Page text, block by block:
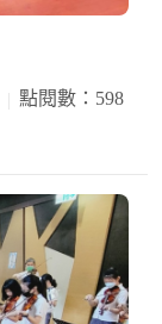
點閱數：598